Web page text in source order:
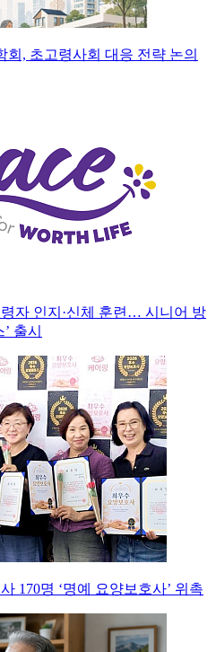
회, 초고령사회 대응 전략 논의
자 인지·신체 훈련… 시니어 방
출시
170명 ‘명예 요양보호사’ 위촉